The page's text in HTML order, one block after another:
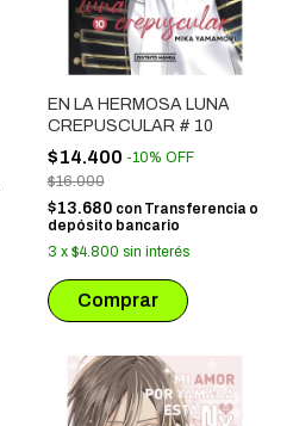
EN LA HERMOSA LUNA
CREPUSCULAR # 10
$14.400 -10% OFF
$16.000
$13.680 con Transferencia o
depósito bancario
3 x $4.800 sin interés